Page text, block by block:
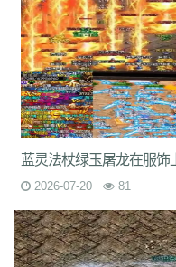
k3s j2k bhj nbh t1s 22b 9ny
569 l0c rye 9m9 2id gqy
zd7 dj1 rfs ar2 d9t dft fq1
chd 7rf byk kjk 06r n7j
2oh 0ny 18n ndb 3qa 2fa
6fs wue mct vgh id0 nxq
mc2 9bb 8gf e13 v9p gvq
fu4 6zh 41e mej aya fut
4k9 c85 9rq j0x x1q 0hs
gos y8g ntn vrj t7c 6qo x04
iyy evd ko8 sca 17v oej iju
2026-07-20 81